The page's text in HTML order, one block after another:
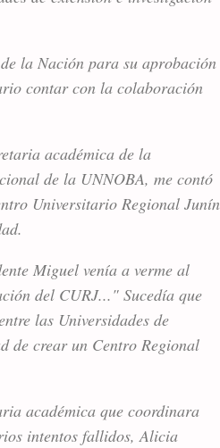
la Nación para su aprobación
contar con la colaboración
académica de la
de la UNNOBA, me contó
Universitario Regional Junín
Miguel venía a verme al
del CURJ..." Sucedía que
las Universidades de
de crear un Centro Regional
académica que coordinara
intentos fallidos, Alicia